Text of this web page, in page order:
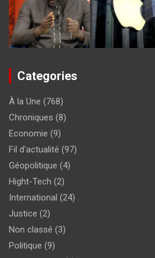
Categories
À la Une (768)
Chroniques (8)
Economie (9)
Fil d'actualité (97)
Géopolitique (4)
Hight-Tech (2)
International (24)
Justice (2)
Non classé (3)
Politique (9)